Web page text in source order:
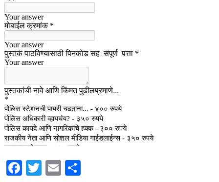
Facebook
Twitter
EmailShare